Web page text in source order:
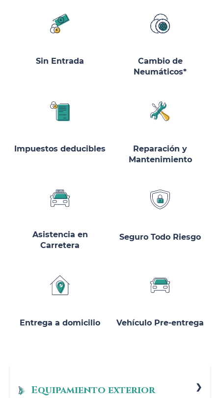
Sin Entrada
Cambio de
Neumáticos*
Impuestos deducibles
Reparación y
Mantenimiento
Asistencia en
Carretera
Seguro Todo Riesgo
Entrega a domicilio Vehículo Pre-entrega
Equipamiento exterior